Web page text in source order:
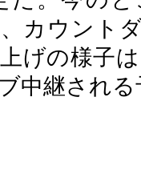
カウント
げの様子
中継され